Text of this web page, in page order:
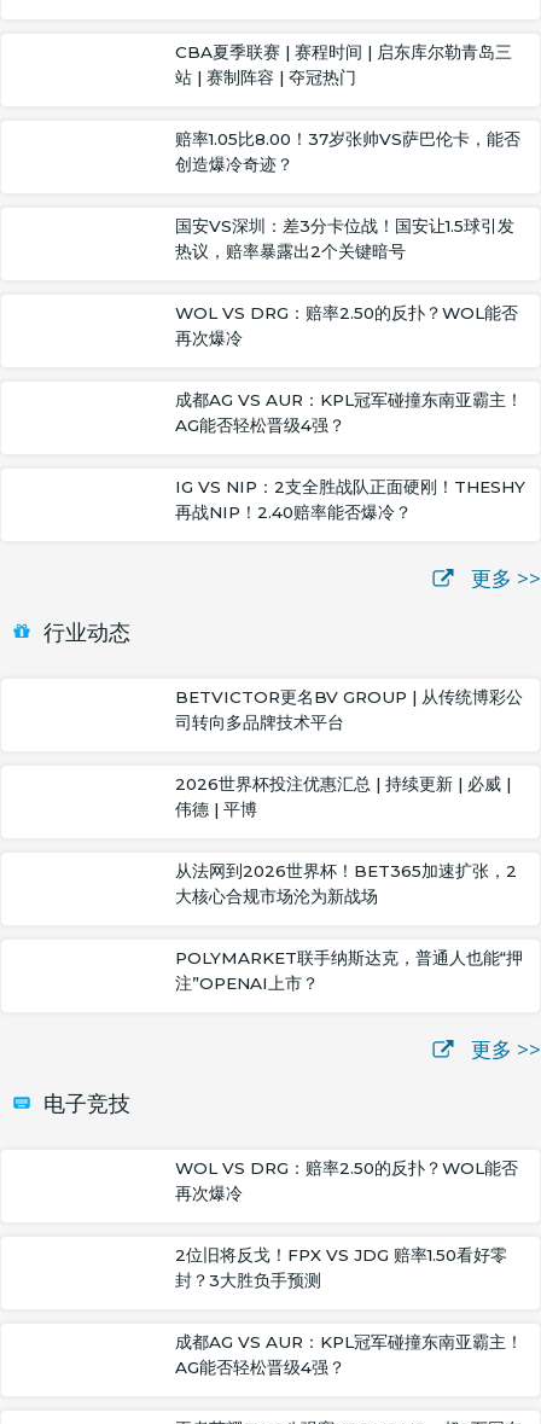
CBA夏季联赛 | 赛程时间 | 启东库尔勒青岛三
站 | 赛制阵容 | 夺冠热门
赔率1.05比8.00！37岁张帅VS萨巴伦卡，能否
创造爆冷奇迹？
国安VS深圳：差3分卡位战！国安让1.5球引发
热议，赔率暴露出2个关键暗号
WOL VS DRG：赔率2.50的反扑？WOL能否
再次爆冷
成都AG VS AUR：KPL冠军碰撞东南亚霸主！
AG能否轻松晋级4强？
IG VS NIP：2支全胜战队正面硬刚！THESHY
再战NIP！2.40赔率能否爆冷？
更多 >>
行业动态
BETVICTOR更名BV GROUP | 从传统博彩公
司转向多品牌技术平台
2026世界杯投注优惠汇总 | 持续更新 | 必威 |
伟德 | 平博
从法网到2026世界杯！BET365加速扩张，2
大核心合规市场沦为新战场
POLYMARKET联手纳斯达克，普通人也能“押
注”OPENAI上市？
更多 >>
电子竞技
WOL VS DRG：赔率2.50的反扑？WOL能否
再次爆冷
2位旧将反戈！FPX VS JDG 赔率1.50看好零
封？3大胜负手预测
成都AG VS AUR：KPL冠军碰撞东南亚霸主！
AG能否轻松晋级4强？